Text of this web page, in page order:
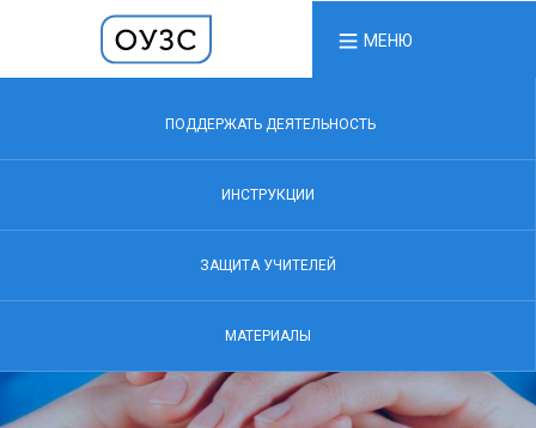
МЕНЮ
ПОДДЕРЖАТЬ ДЕЯТЕЛЬНОСТЬ
ИНСТРУКЦИИ
ЗАЩИТА УЧИТЕЛЕЙ
МАТЕРИАЛЫ